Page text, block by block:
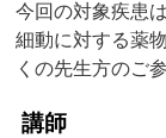
今回の対象疾患
細動に対する薬
くの先生方のご
講師